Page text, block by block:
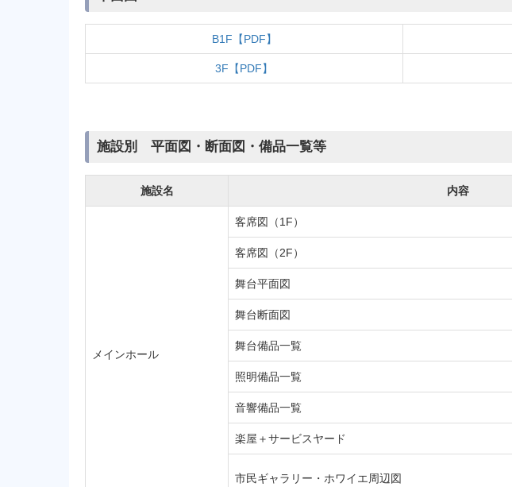
B1F【PDF】
3F【PDF】
施設別 平面図・断面図・備品一覧等
施設名 内容
メインホール
客席図（1F）
客席図（2F）
舞台平面図
舞台断面図
舞台備品一覧
照明備品一覧
音響備品一覧
楽屋＋サービスヤード
市民ギャラリー・ホワイエ周辺図